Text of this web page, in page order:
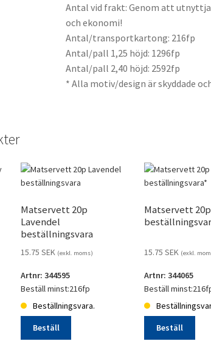
Antal vid frakt: Genom att
och ekonomi!
Antal/transportkartong: 216fp
Antal/pall 1,25 höjd: 1296fp
Antal/pall 2,40 höjd: 2592fp
* Alla motiv/design är skyddade
Matservett 20p
Lavendel
beställningsvara
15.75 SEK (exkl. moms)
Artnr: 344595
Beställ minst:216fp
Beställningsvara.
Beställ
Matservett 20p
15.75SEK (exkl.
Artnr: 344065
Beställ
Beställ